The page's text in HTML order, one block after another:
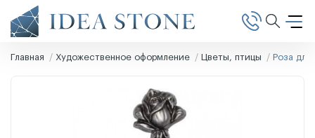
Главная Художественное оформление Цветы, птицы Роза